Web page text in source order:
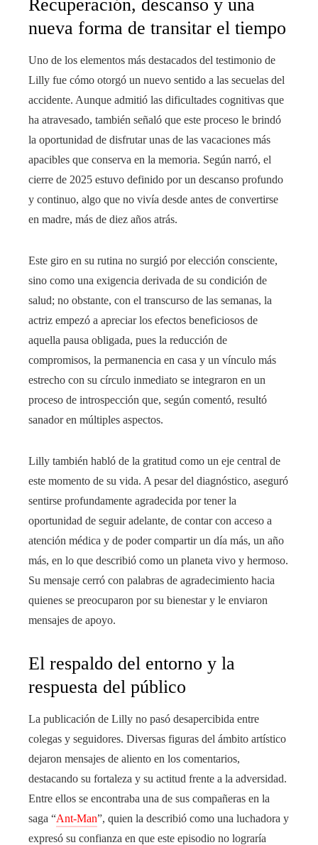
Recuperación, descanso y una
nueva forma de transitar el tiempo
Uno de los elementos más destacados del testimonio de
Lilly fue cómo otorgó un nuevo sentido a las secuelas del
accidente. Aunque admitió las dificultades cognitivas que
ha atravesado, también señaló que este proceso le brindó
la oportunidad de disfrutar unas de las vacaciones más
apacibles que conserva en la memoria. Según narró, el
cierre de 2025 estuvo definido por un descanso profundo
y continuo, algo que no vivía desde antes de convertirse
en madre, más de diez años atrás.
Este giro en su rutina no surgió por elección consciente,
sino como una exigencia derivada de su condición de
salud; no obstante, con el transcurso de las semanas, la
actriz empezó a apreciar los efectos beneficiosos de
aquella pausa obligada, pues la reducción de
compromisos, la permanencia en casa y un vínculo más
estrecho con su círculo inmediato se integraron en un
proceso de introspección que, según comentó, resultó
sanador en múltiples aspectos.
Lilly también habló de la gratitud como un eje central de
este momento de su vida. A pesar del diagnóstico, aseguró
sentirse profundamente agradecida por tener la
oportunidad de seguir adelante, de contar con acceso a
atención médica y de poder compartir un día más, un año
más, en lo que describió como un planeta vivo y hermoso.
Su mensaje cerró con palabras de agradecimiento hacia
quienes se preocuparon por su bienestar y le enviaron
mensajes de apoyo.
El respaldo del entorno y la
respuesta del público
La publicación de Lilly no pasó desapercibida entre
colegas y seguidores. Diversas figuras del ámbito artístico
dejaron mensajes de aliento en los comentarios,
destacando su fortaleza y su actitud frente a la adversidad.
Entre ellos se encontraba una de sus compañeras en la
saga “Ant-Man”, quien la describió como una luchadora y
expresó su confianza en que este episodio no lograría